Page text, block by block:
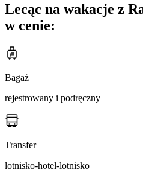
Lecąc na wakacje z
w cenie:
Bagaż
rejestrowany i podręczny
Transfer
lotnisko-hotel-lotnisko